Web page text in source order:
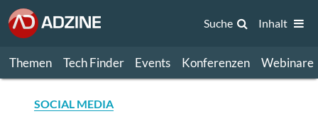
Themen Tech Finder Events Konferenzen Webinare
Suche Inhalt
SOCIAL MEDIA